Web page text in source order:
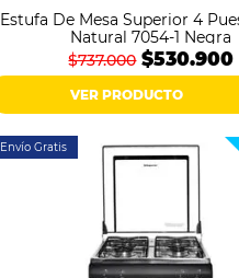
Estufa De Mesa Superior 4
Natural 7054-1 Negra
$737.000 $530.900
VER PRODUCTO
Envío Gratis